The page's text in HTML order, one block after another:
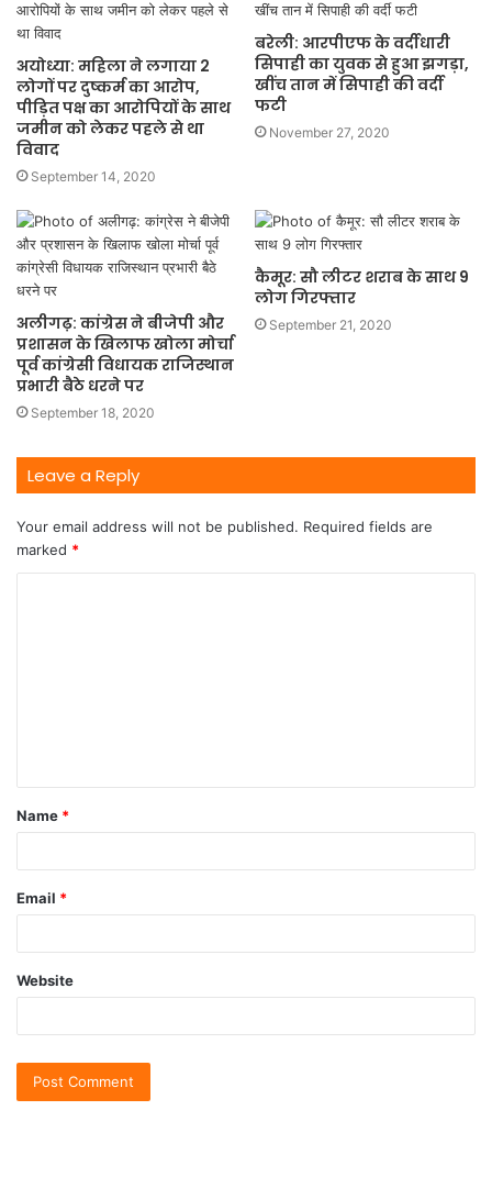
अयोध्या: महिला ने लगाया 2
लोगों पर दुष्कर्म का आरोप,
पीड़ित पक्ष का आरोपियों के साथ
जमीन को लेकर पहले से था
विवाद
September 14, 2020
बरेली: आरपीएफ के वर्दीधारी
सिपाही का युवक से हुआ झगड़ा,
खींच तान में सिपाही की वर्दी
फटी
November 27, 2020
अलीगढ़: कांग्रेस ने बीजेपी और
प्रशासन के खिलाफ खोला मोर्चा
पूर्व कांग्रेसी विधायक राजिस्थान
प्रभारी बैठे धरने पर
September 18, 2020
कैमूर: सौ लीटर शराब के साथ 9
लोग गिरफ्तार
September 21, 2020
Leave a Reply
Your email address will not be published. Required fields are
marked *
Name *
Email *
Website